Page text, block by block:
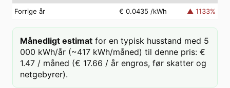
Forrige år
€ 0.0435 /kWh ▲ 1133%
Månedligt estimat for en typisk husstand med 5
000 kWh/år (~417 kWh/måned) til denne pris: €
1.47 / måned (€ 17.66 / år engros, før skatter og
netgebyrer).